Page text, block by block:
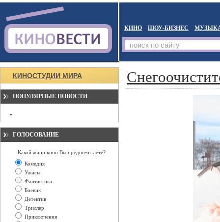
КИНО ШОУ-БИЗНЕС
КИНОСТУДИИ МИРА
ПОПУЛЯРНЫЕ НОВОСТИ
ГОЛОСОВАНИЕ
Какой жанр кино Вы предпочитаете?
Комедия
Ужасы
Фантастика
Боевик
Детектив
Триллер
Приключения